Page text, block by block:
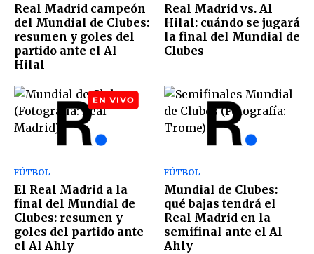
Real Madrid campeón
del Mundial de Clubes:
resumen y goles del
partido ante el Al
Hilal
Real Madrid vs. Al
Hilal: cuándo se jugará
la final del Mundial de
Clubes
FÚTBOL
El Real Madrid a la
final del Mundial de
Clubes: resumen y
goles del partido ante
el Al Ahly
FÚTBOL
Mundial de Clubes:
qué bajas tendrá el
Real Madrid en la
semifinal ante el Al
Ahly